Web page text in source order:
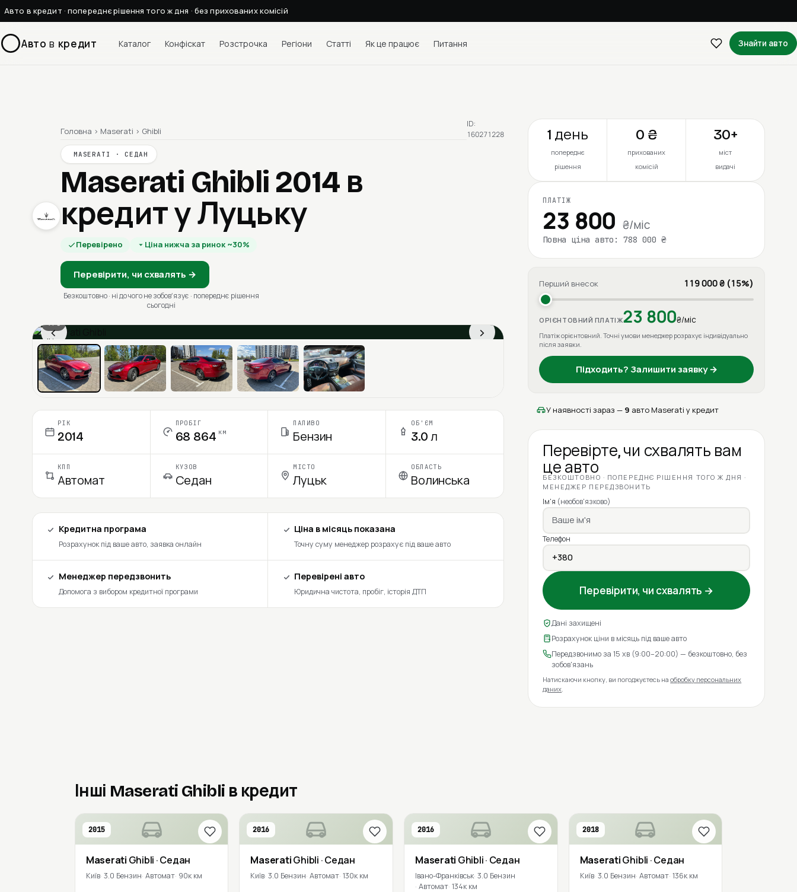
Авто в кредит · попереднє рішення того ж дня · без прихованих комісій
Авто в кредит Каталог Конфіскат Розстрочка Регіони Статті Як це працює Питання Знайти авто
Головна › Maserati › Ghibli
MASERATI · СЕДАН
Maserati Ghibli 2014 в
кредит у Луцьку
Перевірено Ціна нижча за ринок ~30%
Перевірити, чи схвалять →
Безкоштовно · ні до чого не зобовʼязує · попереднє рішення
сьогодні
ID:
160271228
‹ ›
1 / 6
Ціна в місяць
РІК
2014
ПРОБІГ
68 864 км
ПАЛИВО
Бензин
ОБ'ЄМ
3.0 л
КПП
Автомат
КУЗОВ
Седан
МІСТО
Луцьк
ОБЛАСТЬ
Волинська
Кредитна програма
Розрахунок під ваше авто, заявка онлайн
Ціна в місяць показана
Точну суму менеджер розрахує під ваше авто
Менеджер передзвонить
Допомога з вибором кредитної програми
Перевірені авто
Юридична чистота, пробіг, історія ДТП
1 день
попереднє
рішення
0 ₴
прихованих
комісій
30+
міст
видачі
ПЛАТІЖ
23 800 ₴/міс
Повна ціна авто: 788 000 ₴
Перший внесок 119 000 ₴ (15%)
ОРІЄНТОВНИЙ ПЛАТІЖ23 800₴/міс
Платіж орієнтовний. Точні умови менеджер розрахує індивідуально
після заявки.
Підходить? Залишити заявку →
У наявності зараз — 9 авто Maserati у кредит
Перевірте, чи схвалять вам
це авто
БЕЗКОШТОВНО · ПОПЕРЕДНЄ РІШЕННЯ ТОГО Ж ДНЯ ·
МЕНЕДЖЕР ПЕРЕДЗВОНИТЬ
Ім'я (необов'язково)
Телефон
Перевірити, чи схвалять →
Дані захищені
Розрахунок ціни в місяць під ваше авто
Передзвонимо за 15 хв (9:00–20:00) — безкоштовно, без
зобов'язань
Натискаючи кнопку, ви погоджуєтесь наобробку персональних
даних
Інші Maserati Ghibli в кредит
2015
Maserati Ghibli · Седан
Київ 3.0 Бензин Автомат 90к км
2016
MaseratiGhibli · Седан
Київ 3.0 Бензин Автомат 130к км
2016
Maserati Ghibli· Седан
Івано-Франківськ 3.0 Бензин
Автомат 134к км
2018
MaseratiGhibli · Седан
Київ 3.0 Бензин Автомат 136к км